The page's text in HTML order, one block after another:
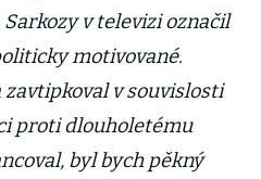
v televizi označil
motivované.
v souvislosti
proti dlouholetému
byl bych pěkný